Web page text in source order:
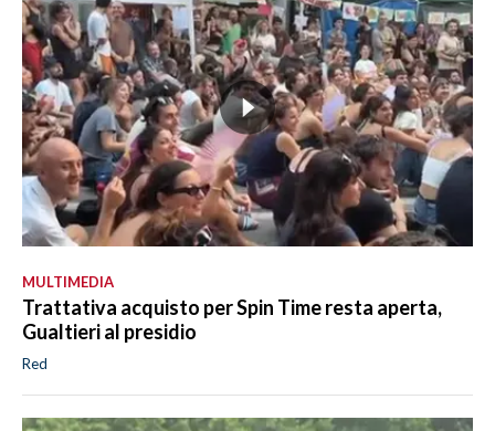
MULTIMEDIA
Trattativa acquisto per Spin Time resta aperta,
Gualtieri al presidio
Red